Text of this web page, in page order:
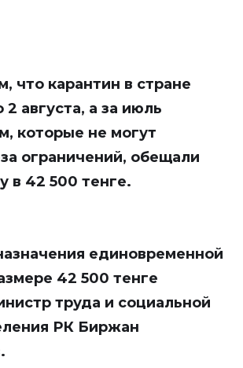
что карантин в стране
августа, а за июль
которые не могут
ограничений, обещали
в 42 500 тенге.
единовременной
42 500 тенге
труда и социальной
РК Биржан